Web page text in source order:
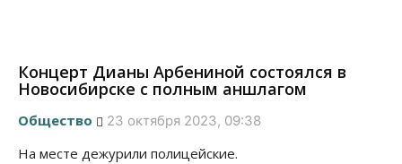
Концерт Дианы Арбениной состоялся в
Новосибирске с полным аншлагом
Общество 23 октября 2023, 09:38
На месте дежурили полицейские.